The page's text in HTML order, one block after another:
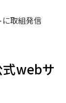
化
取組発信
webサ